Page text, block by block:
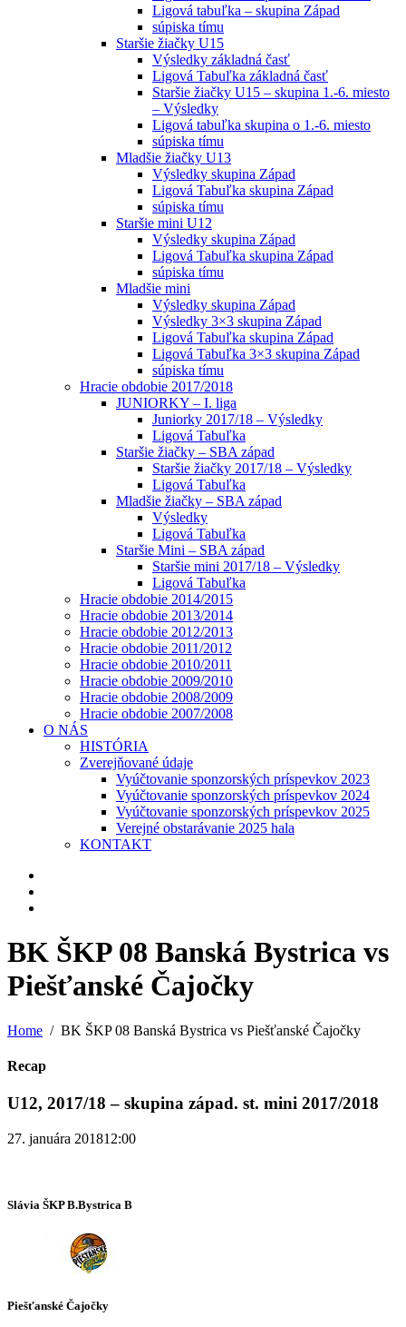
Ligová tabuľka – skupina Západ
súpiska tímu
Staršie žiačky U15
Výsledky základná časť
Ligová Tabuľka základná časť
Staršie žiačky U15 – skupina 1.-6. miesto
– Výsledky
Ligová tabuľka skupina o 1.-6. miesto
súpiska tímu
Mladšie žiačky U13
Výsledky skupina Západ
Ligová Tabuľka skupina Západ
súpiska tímu
Staršie mini U12
Výsledky skupina Západ
Ligová Tabuľka skupina Západ
súpiska tímu
Mladšie mini
Výsledky skupina Západ
Výsledky 3×3 skupina Západ
Ligová Tabuľka skupina Západ
Ligová Tabuľka 3×3 skupina Západ
súpiska tímu
Hracie obdobie 2017/2018
JUNIORKY – I. liga
Juniorky 2017/18 – Výsledky
Ligová Tabuľka
Staršie žiačky – SBA západ
Staršie žiačky 2017/18 – Výsledky
Ligová Tabuľka
Mladšie žiačky – SBA západ
Výsledky
Ligová Tabuľka
Staršie Mini – SBA západ
Staršie mini 2017/18 – Výsledky
Ligová Tabuľka
Hracie obdobie 2014/2015
Hracie obdobie 2013/2014
Hracie obdobie 2012/2013
Hracie obdobie 2011/2012
Hracie obdobie 2010/2011
Hracie obdobie 2009/2010
Hracie obdobie 2008/2009
Hracie obdobie 2007/2008
O NÁS
HISTÓRIA
Zverejňované údaje
Vyúčtovanie sponzorských príspevkov 2023
Vyúčtovanie sponzorských príspevkov 2024
Vyúčtovanie sponzorských príspevkov 2025
Verejné obstarávanie 2025 hala
KONTAKT
BK ŠKP 08 Banská Bystrica vs
Piešťanské Čajočky
Home BK ŠKP 08 Banská Bystrica vs Piešťanské Čajočky
Recap
U12, 2017/18 – skupina západ. st. mini 2017/2018
27. januára 201812:00
Slávia ŠKP B.Bystrica B
Piešťanské Čajočky